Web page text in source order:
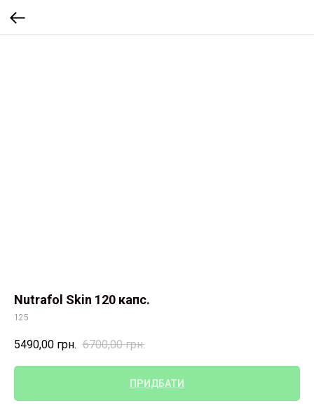
Nutrafol Skin 120 капс.
125
5490,00 грн. 6700,00 грн.
ПРИДБАТИ